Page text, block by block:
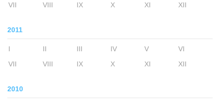
VII
VIII IX X XI XII
2011
I II III IV V
VI
VII
VIII IX X XI XII
2010